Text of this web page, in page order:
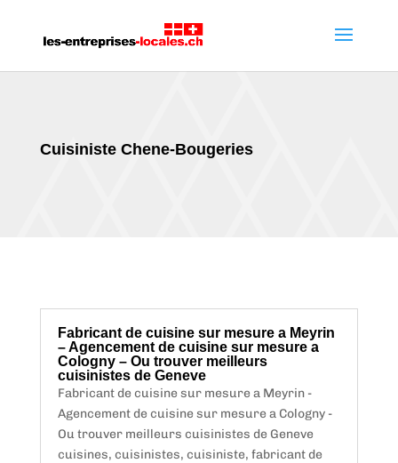
Cuisiniste Chene-Bougeries
Fabricant de cuisine sur mesure a Meyrin
– Agencement de cuisine sur mesure a
Cologny – Ou trouver meilleurs
cuisinistes de Geneve
Fabricant de cuisine sur mesure a Meyrin -
Agencement de cuisine sur mesure a Cologny -
Ou trouver meilleurs cuisinistes de Geneve
cuisines, cuisinistes, cuisiniste, fabricant de